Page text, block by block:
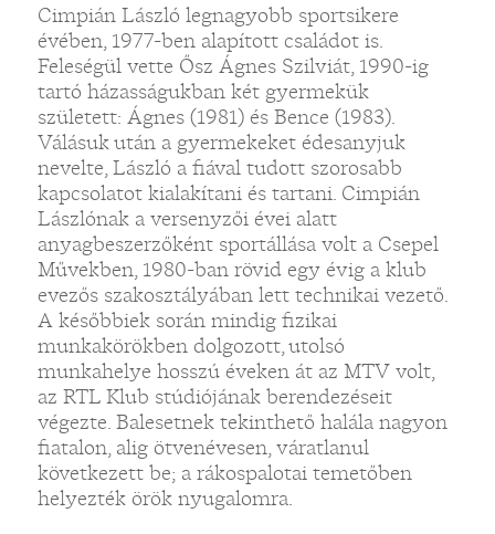
Cimpián László legnagyobb sportsikere
évében, 1977-ben alapított családot is.
Feleségül vette Ősz Ágnes Szilviát, 1990-ig
tartó házasságukban két gyermekük
született: Ágnes (1981) és Bence (1983).
Válásuk után a gyermekeket édesanyjuk
nevelte, László a fiával tudott szorosabb
kapcsolatot kialakítani és tartani. Cimpián
Lászlónak a versenyzői évei alatt
anyagbeszerzőként sportállása volt a Csepel
Művekben, 1980-ban rövid egy évig a klub
evezős szakosztályában lett technikai vezető.
A későbbiek során mindig fizikai
munkakörökben dolgozott, utolsó
munkahelye hosszú éveken át az MTV volt,
az RTL Klub stúdiójának berendezéseit
végezte. Balesetnek tekinthető halála nagyon
fiatalon, alig ötvenévesen, váratlanul
következett be; a rákospalotai temetőben
helyezték örök nyugalomra.